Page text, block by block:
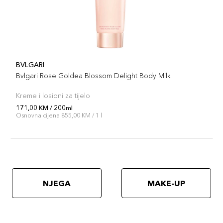
BVLGARI
Bvlgari Rose Goldea Blossom Delight Body Milk
Kreme i losioni za tijelo
171,00 KM / 200ml
Osnovna cijena 855,00 KM / 1 l
NJEGA MAKE-UP